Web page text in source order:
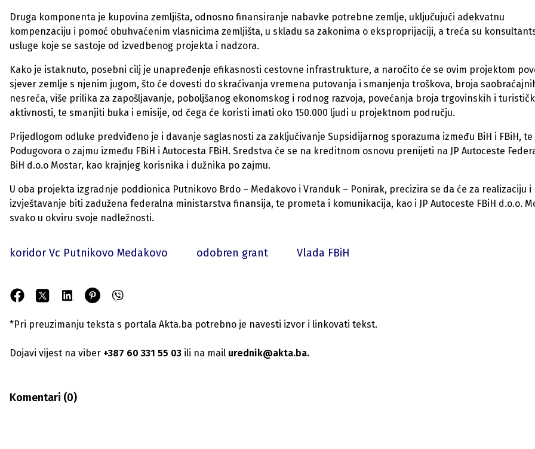
Druga komponenta je kupovina zemljišta, odnosno finansiranje nabavke potrebne zemlje, uključujući adekvatnu
kompenzaciju i pomoć obuhvaćenim vlasnicima zemljišta, u skladu sa zakonima o eksproprijaciji, a treća su
usluge koje se sastoje od izvedbenog projekta i nadzora.
Kako je istaknuto, posebni cilj je unapređenje efikasnosti cestovne infrastrukture, a naročito će se ovim projektom
sjever zemlje s njenim jugom, što će dovesti do skraćivanja vremena putovanja i smanjenja troškova, broja
nesreća, više prilika za zapošljavanje, poboljšanog ekonomskog i rodnog razvoja, povećanja broja trgovinskih i
aktivnosti, te smanjiti buka i emisije, od čega će koristi imati oko 150.000 ljudi u projektnom području.
Prijedlogom odluke predviđeno je i davanje saglasnosti za zaključivanje Supsidijarnog sporazuma između BiH i FBiH, te
Podugovora o zajmu između FBiH i Autocesta FBiH. Sredstva će se na kreditnom osnovu prenijeti na JP Autoceste
BiH d.o.o Mostar, kao krajnjeg korisnika i dužnika po zajmu.
U oba projekta izgradnje poddionica Putnikovo Brdo – Medakovo i Vranduk – Ponirak, precizira se da će za realizaciju i
izvještavanje biti zadužena federalna ministarstva finansija, te prometa i komunikacija, kao i JP Autoceste FBiH d.o.o.
svako u okviru svoje nadležnosti.
koridor Vc Putnikovo Medakovo odobren grant Vlada FBiH
*Pri preuzimanju teksta s portala Akta.ba potrebno je navesti izvor i linkovati tekst.
Dojavi vijest na viber +387 60 331 55 03 ili na mail urednik@akta.ba.
Komentari (0)